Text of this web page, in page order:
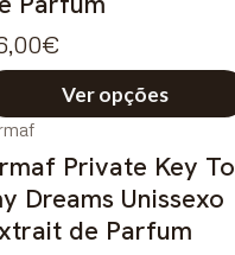
Ver opções
Private Key To
Dreams Unissexo
de Parfum